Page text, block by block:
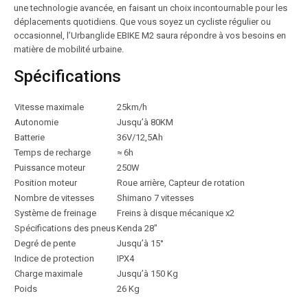
une technologie avancée, en faisant un choix incontournable pour les
déplacements quotidiens. Que vous soyez un cycliste régulier ou
occasionnel, l’Urbanglide EBIKE M2 saura répondre à vos besoins en
matière de mobilité urbaine.
Spécifications
Vitesse maximale
25km/h
Autonomie
Jusqu’à 80KM
Batterie
36V/12,5Ah
Temps de recharge
≈ 6h
Puissance moteur
250W
Position moteur
Roue arrière, Capteur de rotation
Nombre de vitesses
Shimano 7 vitesses
Système de freinage
Freins à disque mécanique x2
Spécifications des pneusKenda 28″
Degré de pente
Jusqu’à 15°
Indice de protection
IPX4
Charge maximale
Jusqu’à 150 Kg
Poids
26 Kg